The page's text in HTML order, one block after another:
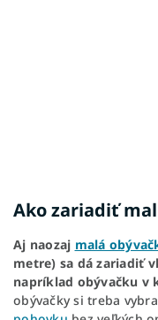
Ako zariadiť
Aj naozaj malá
metre) sa dá zariadiť
napríklad obývačku v
obývačky si treba